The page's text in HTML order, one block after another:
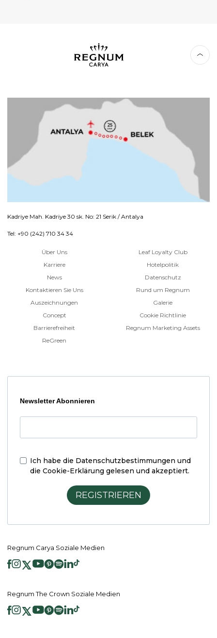
Kadriye Mah. Kadriye 30 sk. No: 21 Serik / Antalya
Tel: +90 (242) 710 34 34
Über Uns
Karriere
News
Kontaktieren Sie Uns
Auszeichnungen
Concept
Barrierefreiheit
ReGreen
Leaf Loyalty Club
Hotelpolitik
Datenschutz
Rund um Regnum
Galerie
Cookie Richtlinie
Regnum Marketing Assets
Newsletter Abonnieren
Ich habe die Datenschutzbestimmungen und
die Cookie-Erklärung gelesen und akzeptiert.
REGISTRIEREN
Regnum Carya Soziale Medien
Regnum The Crown Soziale Medien